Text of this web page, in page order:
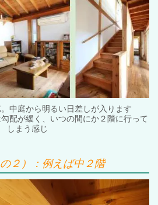
。中庭から明るい日差しが入ります
配が緩く、いつの間にか２階に行って
しまう感じ
２）：例えば中２階